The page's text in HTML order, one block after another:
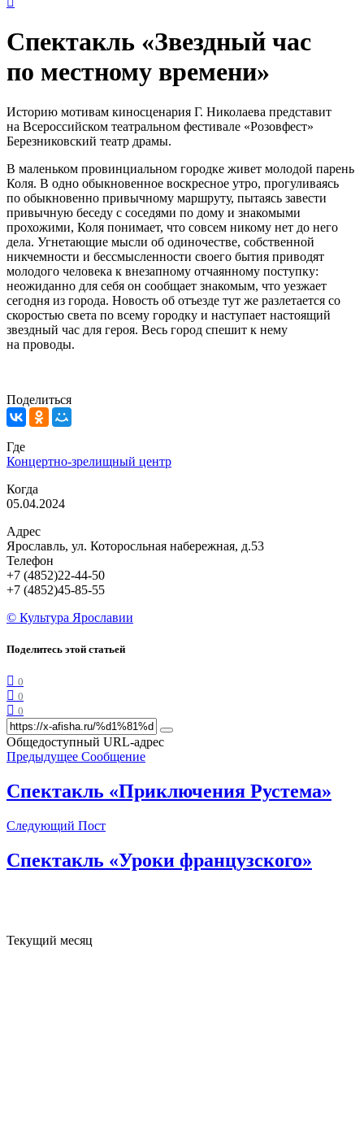
Спектакль «Звездный час
по местному времени»
Историю мотивам киносценария Г. Николаева представит
на Всероссийском театральном фестивале «Розовфест»
Березниковский театр драмы.
В маленьком провинциальном городке живет молодой парень
Коля. В одно обыкновенное воскресное утро, прогуливаясь
по обыкновенно привычному маршруту, пытаясь завести
привычную беседу с соседями по дому и знакомыми
прохожими, Коля понимает, что совсем никому нет до него
дела. Угнетающие мысли об одиночестве, собственной
никчемности и бессмысленности своего бытия приводят
молодого человека к внезапному отчаянному поступку:
неожиданно для себя он сообщает знакомым, что уезжает
сегодня из города. Новость об отъезде тут же разлетается со
скоростью света по всему городку и наступает настоящий
звездный час для героя. Весь город спешит к нему
на проводы.
Поделиться
Где
Концертно-зрелищный центр
Когда
05.04.2024
Адрес
Ярославль, ул. Которосльная набережная, д.53
Телефон
+7 (4852)22-44-50
+7 (4852)45-85-55
© Культура Ярославии
Поделитесь этой статьей
0
0
0
Общедоступный URL-адрес
Предыдущее Сообщение
Спектакль «Приключения Рустема»
Следующий Пост
Спектакль «Уроки французского»
Текущий месяц